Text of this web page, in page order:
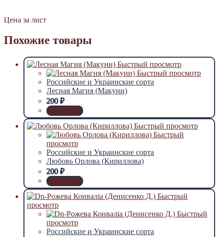
Цена за лист
Похожие товары
Быстрый просмотр
Быстрый просмотр
Российские и Украинские сорта
Лесная Магия (Макуни)
200₽
В корзину
Быстрый просмотр
Быстрый
просмотр
Российские и Украинские сорта
Любовь Орлова (Кириллова)
200₽
В корзину
Быстрый
просмотр
Быстрый
просмотр
Российские и Украинские сорта